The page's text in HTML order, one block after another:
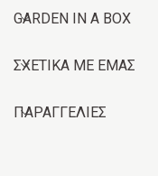
GARDEN IN A BOX
ΣΧΕΤΙΚΑ ΜΕ ΕΜΑΣ
ΠΑΡΑΓΓΕΛΙΕΣ